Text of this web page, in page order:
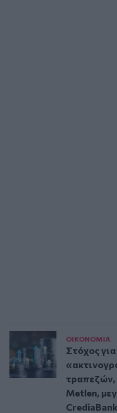
ΟΙΚΟΝΟΜΙΑ
Στόχος
τραπεζών,
Metlen,
CrediaBank